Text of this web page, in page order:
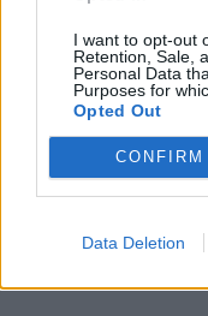
I want to opt-out
Retention, Sale,
Personal Data
Purposes for
Opted Out
CONFIRM
Data Deletion
näin